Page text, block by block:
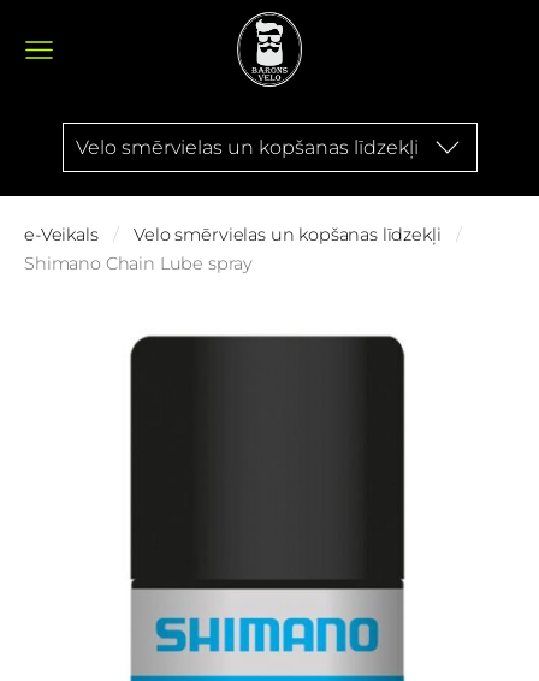
Velo smērvielas un kopšanas līdzekļi
e-Veikals
Velo smērvielas un kopšanas līdzekļi
Shimano Chain Lube spray